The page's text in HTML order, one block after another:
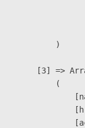
)
[3] =>
(